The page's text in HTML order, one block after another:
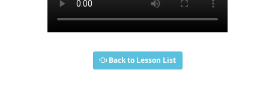
Back to Lesson List